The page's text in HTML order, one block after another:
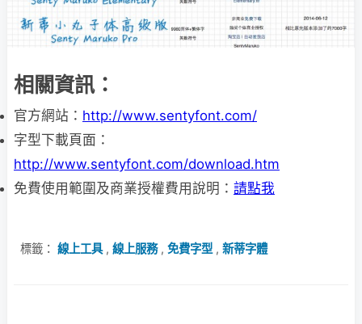
相關資訊：
官方網站： http://www.sentyfont.com/
字型下載頁面：
http://www.sentyfont.com/download.htm
免費使用範圍及商業授權費用說明： 請點我
標籤： 線上工具, 線上服務, 免費字型 , 新蒂字體